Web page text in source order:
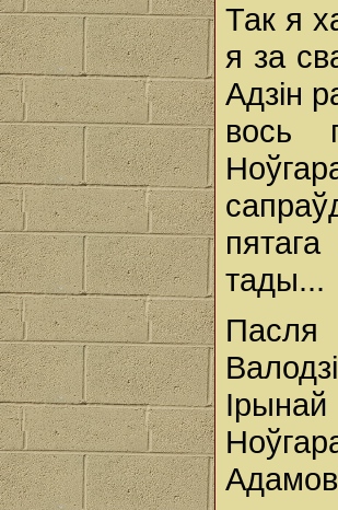
Так я
я за
Адзін
вось
тады...
Пасля